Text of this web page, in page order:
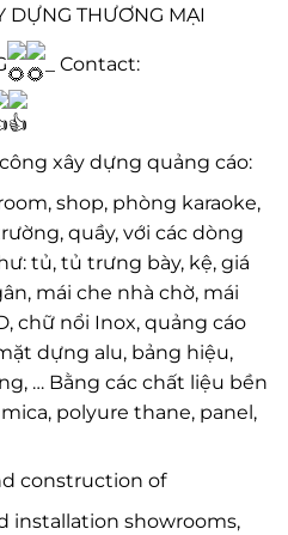
DỰNG THƯƠNG MẠI
_ Contact:
xây dựng quảng cáo:
shop, phòng karaoke,
quầy, với các dòng
tủ, tủ trưng bày, kệ, giá
mái che nhà chờ, mái
chữ nổi Inox, quảng cáo
dựng alu, bảng hiệu,
… Bằng các chất liệu bền
polyure thane, panel,
construction of
installation showrooms,